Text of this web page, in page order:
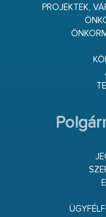
PROJEKTEK,